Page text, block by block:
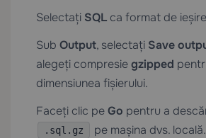
Selectați SQL ca format de
Sub Output, selectați Save
alegeți compresiegzipped
dimensiunea fișierului.
Faceți clic peGo pentru a
.sql.gz pe mașina dvs. locală.